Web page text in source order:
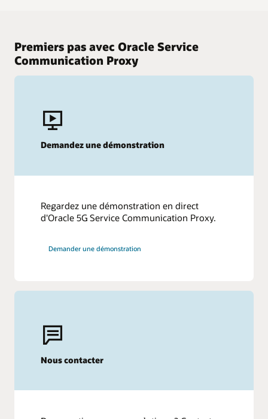
Premiers pas avec Oracle Service
Communication Proxy
Demandez une démonstration
Regardez une démonstration en direct
d'Oracle 5G Service Communication Proxy.
Demander une démonstration
Nous contacter